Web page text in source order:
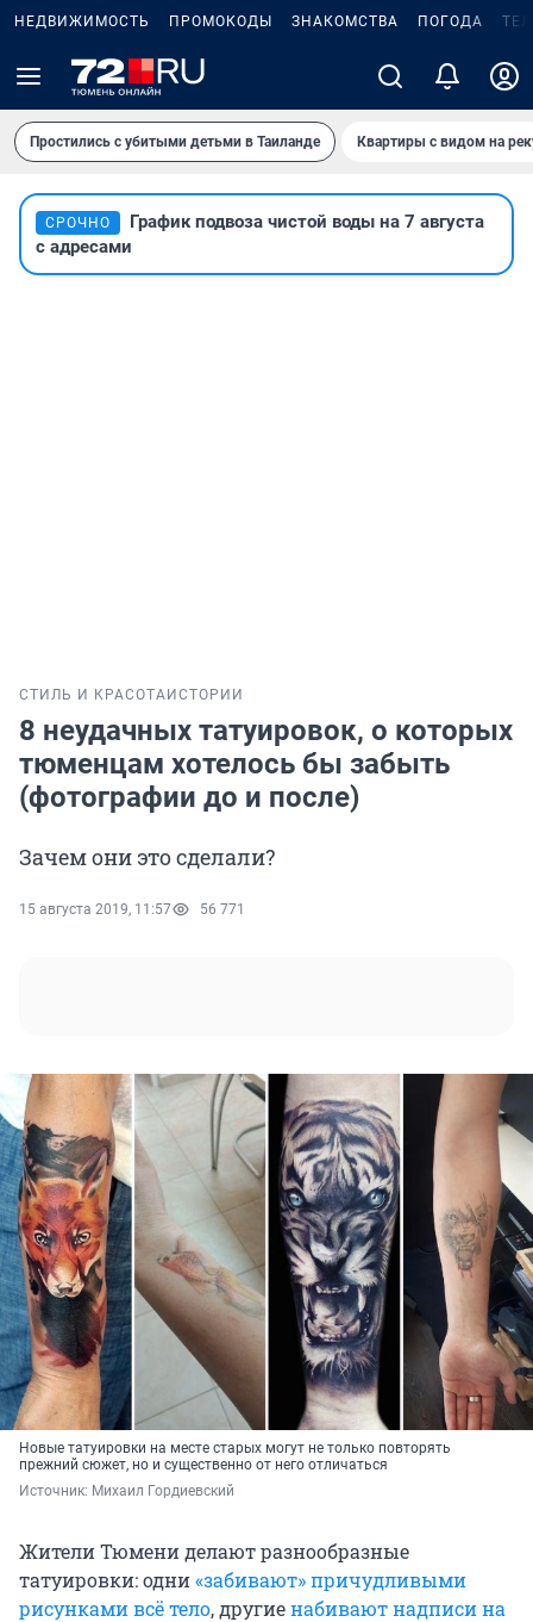
НЕДВИЖИМОСТЬ ПРОМОКОДЫ ЗНАКОМСТВА ПОГОДА
Простились с убитыми детьми в Таиланде Квартиры с видом на
СРОЧНО
График подвоза чистой воды на 7 августа
с адресами
СТИЛЬ И КРАСОТА ИСТОРИИ
8 неудачных татуировок, о которых
тюменцам хотелось бы забыть
(фотографии до и после)
Зачем они это сделали?
15 августа 2019, 11:57 56 771
Новые татуировки на месте старых могут не только повторять
прежний сюжет, но и существенно от него отличаться
Источник: Михаил Гордиевский
Жители Тюмени делают разнообразные
татуировки: одни«забивают» причудливыми
рисунками всё тело, другиенабивают надписи на